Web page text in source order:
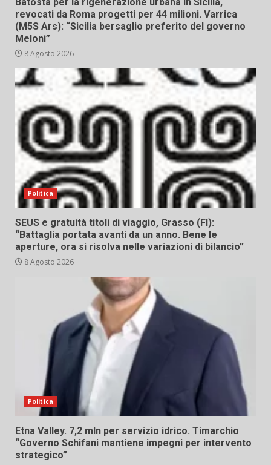
revocati da Roma progetti per 44 milioni. Varrica
(M5S Ars): “Sicilia bersaglio preferito del governo
Meloni”
8 Agosto 2026
Politica
SEUS e gratuità titoli di viaggio, Grasso (FI):
“Battaglia portata avanti da un anno. Bene le
aperture, ora si risolva nelle variazioni di bilancio”
8 Agosto 2026
Politica
Etna Valley. 7,2 mln per servizio idrico. Timarchio
“Governo Schifani mantiene impegni per intervento
strategico”